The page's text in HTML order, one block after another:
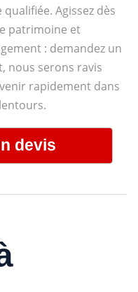
Agissez dès
patrimoine et
: demandez un
nous serons ravis
rapidement dans
devis